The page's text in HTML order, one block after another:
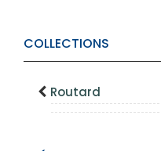
COLLECTIONS
Routard